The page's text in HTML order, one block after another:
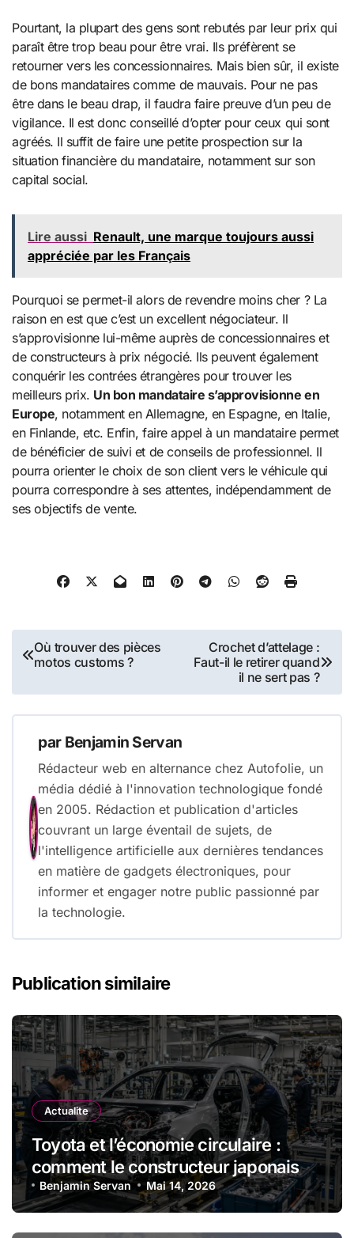
Pourtant, la plupart des gens sont rebutés par leur prix qui
paraît être trop beau pour être vrai. Ils préfèrent se
retourner vers les concessionnaires. Mais bien sûr, il existe
de bons mandataires comme de mauvais. Pour ne pas
être dans le beau drap, il faudra faire preuve d’un peu de
vigilance. Il est donc conseillé d’opter pour ceux qui sont
agréés. Il suffit de faire une petite prospection sur la
situation financière du mandataire, notamment sur son
capital social.
Lire aussi Renault, une marque toujours aussi
appréciée par les Français
Pourquoi se permet-il alors de revendre moins cher ? La
raison en est que c’est un excellent négociateur. Il
s’approvisionne lui-même auprès de concessionnaires et
de constructeurs à prix négocié. Ils peuvent également
conquérir les contrées étrangères pour trouver les
meilleurs prix. Un bon mandataire s’approvisionne en
Europe, notamment en Allemagne, en Espagne, en Italie,
en Finlande, etc. Enfin, faire appel à un mandataire permet
de bénéficier de suivi et de conseils de professionnel. Il
pourra orienter le choix de son client vers le véhicule qui
pourra correspondre à ses attentes, indépendamment de
ses objectifs de vente.
Navigation
l’article
Où trouver des pièces
motos customs ?
Crochet d’attelage :
Faut-il le retirer quand
il ne sert pas ?
par Benjamin Servan
Rédacteur web en alternance chez Autofolie, un
média dédié à l'innovation technologique fondé
en 2005. Rédaction et publication d'articles
couvrant un large éventail de sujets, de
l'intelligence artificielle aux dernières tendances
en matière de gadgets électroniques, pour
informer et engager notre public passionné par
la technologie.
Publication similaire
Actualite
Toyota et l’économie circulaire :
comment le constructeur japonais
réduit les déchets et optimise les
ressources dans l’industrie
automobile
Benjamin Servan Mai 14, 2026